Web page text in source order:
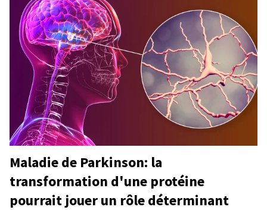
Maladie de Parkinson: la
transformation d'une protéine
pourrait jouer un rôle déterminant